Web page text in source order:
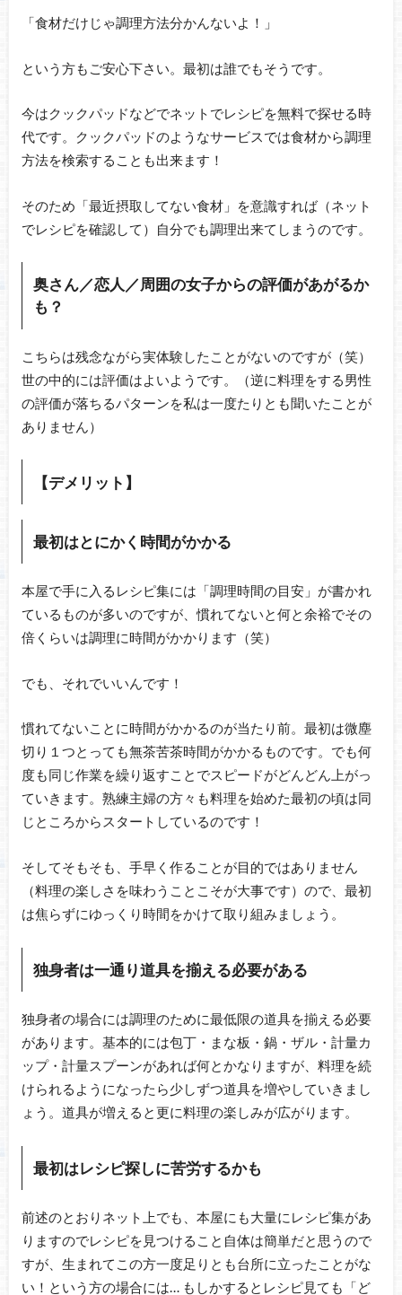
「食材だけじゃ調理方法分かんないよ！」
という方もご安心下さい。最初は誰でもそうです。
今はクックパッドなどでネットでレシピを無料で探せる時
代です。クックパッドのようなサービスでは食材から調理
方法を検索することも出来ます！
そのため「最近摂取してない食材」を意識すれば（ネット
でレシピを確認して）自分でも調理出来てしまうのです。
奥さん／恋人／周囲の女子からの評価があがるか
も？
こちらは残念ながら実体験したことがないのですが（笑）
世の中的には評価はよいようです。（逆に料理をする男性
の評価が落ちるパターンを私は一度たりとも聞いたことが
ありません）
【デメリット】
最初はとにかく時間がかかる
本屋で手に入るレシピ集には「調理時間の目安」が書かれ
ているものが多いのですが、慣れてないと何と余裕でその
倍くらいは調理に時間がかかります（笑）
でも、それでいいんです！
慣れてないことに時間がかかるのが当たり前。最初は微塵
切り１つとっても無茶苦茶時間がかかるものです。でも何
度も同じ作業を繰り返すことでスピードがどんどん上がっ
ていきます。熟練主婦の方々も料理を始めた最初の頃は同
じところからスタートしているのです！
そしてそもそも、手早く作ることが目的ではありません
（料理の楽しさを味わうことこそが大事です）ので、最初
は焦らずにゆっくり時間をかけて取り組みましょう。
独身者は一通り道具を揃える必要がある
独身者の場合には調理のために最低限の道具を揃える必要
があります。基本的には包丁・まな板・鍋・ザル・計量カ
ップ・計量スプーンがあれば何とかなりますが、料理を続
けられるようになったら少しずつ道具を増やしていきまし
ょう。道具が増えると更に料理の楽しみが広がります。
最初はレシピ探しに苦労するかも
前述のとおりネット上でも、本屋にも大量にレシピ集があ
りますのでレシピを見つけること自体は簡単だと思うので
すが、生まれてこの方一度足りとも台所に立ったことがな
い！という方の場合には… もしかするとレシピ見ても「ど